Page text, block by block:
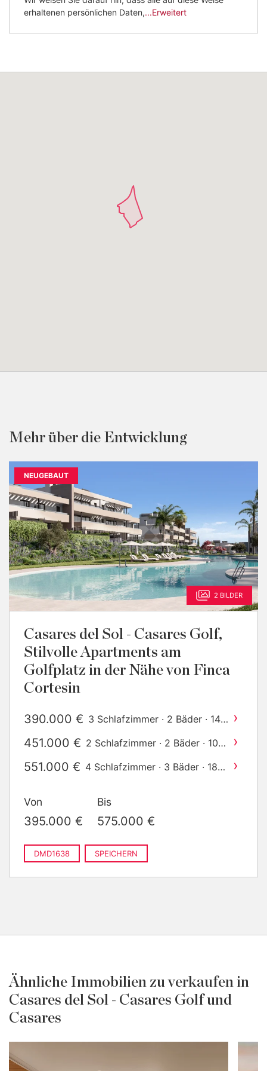
erhaltenen persönlichen Daten,...Erweitert
Mehr über die Entwicklung
NEUGEBAUT
2 BILDER
Casares del Sol - Casares Golf,
Stilvolle Apartments am
Golfplatz in der Nähe von Finca
Cortesin
390.000 € 3 Schlafzimmer · 2 Bäder · 148
›
451.000 € 2 Schlafzimmer · 2 Bäder · 101
›
551.000 € 4 Schlafzimmer · 3 Bäder · 180
›
Von
395.000 €
Bis
575.000 €
DMD1638 SPEICHERN
Ähnliche Immobilien zu verkaufen in
Casares del Sol - Casares Golf und
Casares